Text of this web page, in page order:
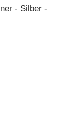
- Silber -